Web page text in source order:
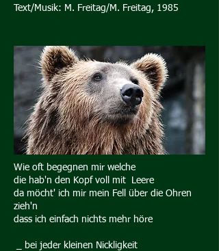
Text/Musik: M. Freitag/M. Freitag, 1985
Wie oft begegnen mir welche
die hab'n den Kopf voll mit Leere
da möcht' ich mir mein Fell über die Ohren
zieh'n
dass ich einfach nichts mehr höre
_ bei jeder kleinen Nickligkeit